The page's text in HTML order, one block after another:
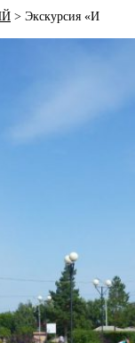
> Экскурсия «И